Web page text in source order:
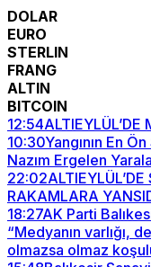
DOLAR
EURO
STERLIN
FRANG
ALTIN
BITCOIN
12:54ALTIEYLÜL’DE
10:30Yangının En
Nazım Ergelen
22:02
RAKAMLARA
18:27AK Parti
“Medyanın varlığı,
olmazsa olmaz